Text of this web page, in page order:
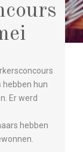
hun
Er werd
hebben